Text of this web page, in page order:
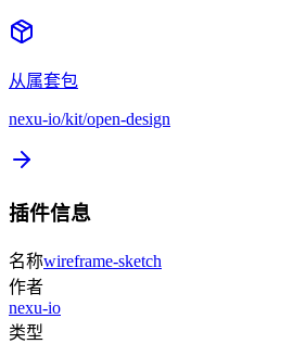
从属套包
nexu-io/kit/open-design
插件信息
名称wireframe-sketch
作者
nexu-io
类型